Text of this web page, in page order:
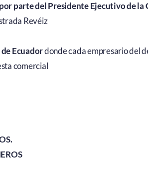
parte del Presidente Ejecutivo de la
Revéiz
Ecuadordonde cada empresario del
comercial